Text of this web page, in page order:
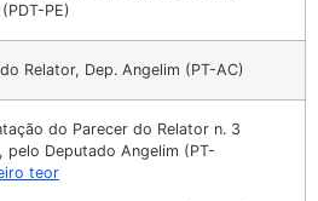
PE)
Relator, Dep. Angelim (PT-AC)
do Parecer do Relator n. 3
pelo Deputado Angelim (PT-
teor